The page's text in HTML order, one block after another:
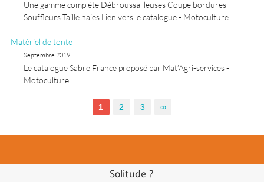
Une gamme complète Débroussailleuses Coupe bordures
Souffleurs Taille haies Lien vers le catalogue - Motoculture
Matèriel de tonte
Septembre 2019
Le catalogue Sabre France proposé par Mat’Agri-services -
Motoculture
1 2 3 ∞
Solitude ?